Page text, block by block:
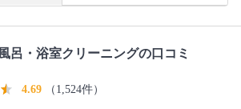
呂・浴室クリーニングの口コミ
4.69 （1,524件）